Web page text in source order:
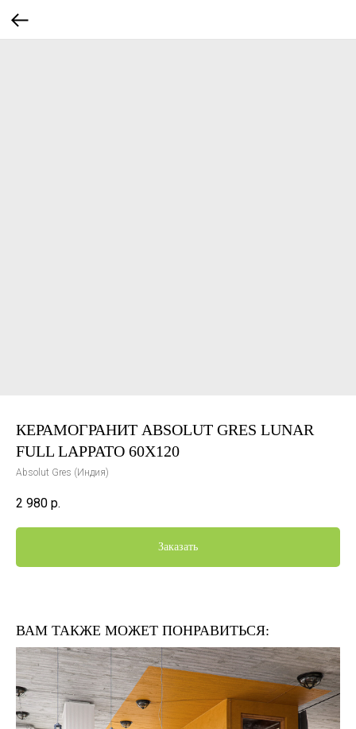
КЕРАМОГРАНИТ ABSOLUT GRES LUNAR
FULL LAPPATO 60X120
Absolut Gres (Индия)
2 980 р.
Заказать
ВАМ ТАКЖЕ МОЖЕТ ПОНРАВИТЬСЯ: